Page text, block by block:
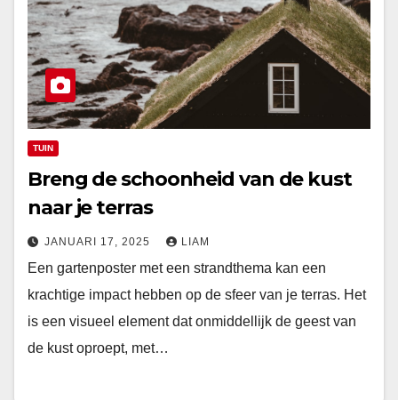
TUIN
Breng de schoonheid van de kust
naar je terras
JANUARI 17, 2025 LIAM
Een gartenposter met een strandthema kan een
krachtige impact hebben op de sfeer van je terras. Het
is een visueel element dat onmiddellijk de geest van
de kust oproept, met…